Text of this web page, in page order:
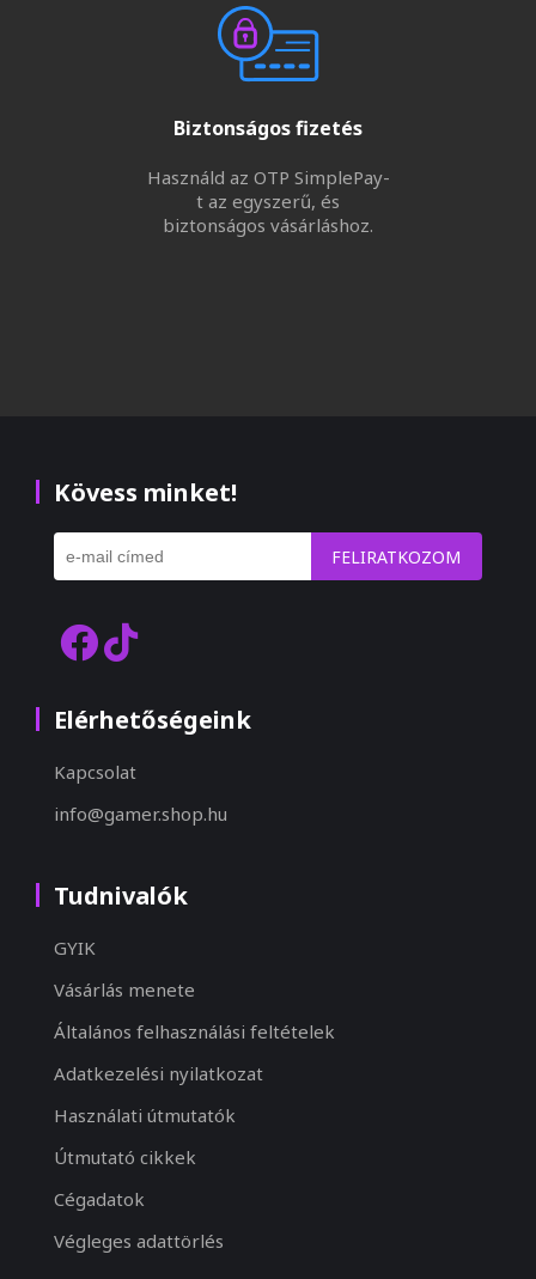
Biztonságos fizetés
Használd az OTP SimplePay-
t az egyszerű, és
biztonságos vásárláshoz.
Kövess minket!
FELIRATKOZOM
Elérhetőségeink
Kapcsolat
info@gamer.shop.hu
Tudnivalók
GYIK
Vásárlás menete
Általános felhasználási feltételek
Adatkezelési nyilatkozat
Használati útmutatók
Útmutató cikkek
Cégadatok
Végleges adattörlés